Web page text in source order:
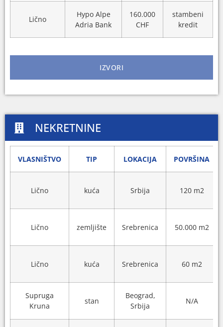
Lično
Hypo Alpe
Adria Bank
160.000
CHF
stambeni
kredit
IZVORI
NEKRETNINE
VLASNIŠTVO TIP LOKACIJA POVRŠINA
Lično kuća Srbija 120 m2
Lično zemljište Srebrenica 50.000 m2
Lično kuća Srebrenica 60 m2
Supruga
Kruna
stan
Beograd,
Srbija
N/A